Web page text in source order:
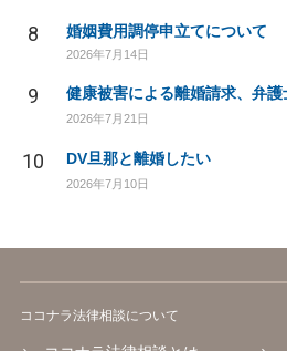
8 婚姻費用調停申立てについて
2026年7月14日
9 健康被害による離婚請求、弁
2026年7月21日
10 DV旦那と離婚したい
2026年7月10日
ココナラ法律相談について